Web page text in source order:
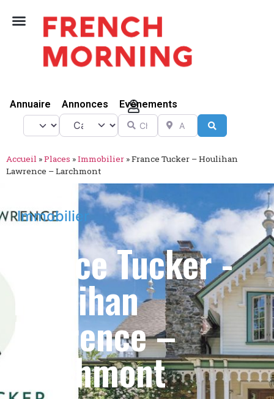
Annuaire Annonces Evénements
Select search type
Catégorie ChercherA proximité de
Accueil »Places »Immobilier »France Tucker – Houlihan
Lawrence – Larchmont
Immobilier
France Tucker -
Houlihan
Lawrence –
Larchmont